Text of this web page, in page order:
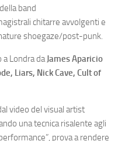
della band
chitarre avvolgenti e
shoegaze/post-punk.
Londra daJames Aparicio
Liars, Nick Cave, Cult of
video del visual artist
una tecnica risalente agli
prova a rendere